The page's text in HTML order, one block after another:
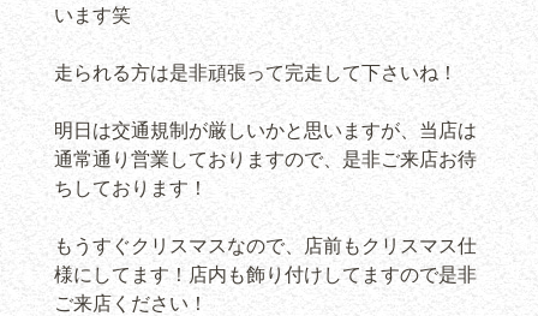
います笑
走られる方は是非頑張って完走して下さいね！
明日は交通規制が厳しいかと思いますが、当店は
通常通り営業しておりますので、是非ご来店お待
ちしております！
もうすぐクリスマスなので、店前もクリスマス仕
様にしてます！店内も飾り付けしてますので是非
ご来店ください！